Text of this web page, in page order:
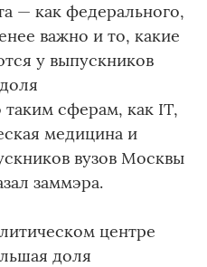
— как федерального,
важно и то, какие
у выпускников
сферам, как IT,
медицина и
вузов Москвы
заммэра.
центре
доля